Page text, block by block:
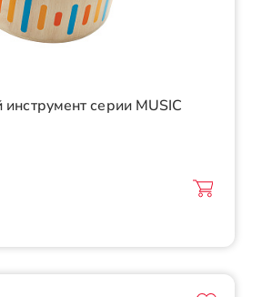
серии MUSIC